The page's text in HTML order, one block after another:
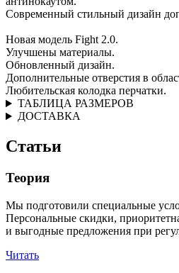
Современный стильный дизайн
Новая модель Fight 2.0.
Улучшены материалы.
Обновленный дизайн.
Дополнительные отверстия в
Любительская колодка перчатки.
ТАБЛИЦА РАЗМЕРОВ
ДОСТАВКА
Статьи
Теория
Мы подготовили специальные
Персональные скидки,
и выгодные предложения при
Читать